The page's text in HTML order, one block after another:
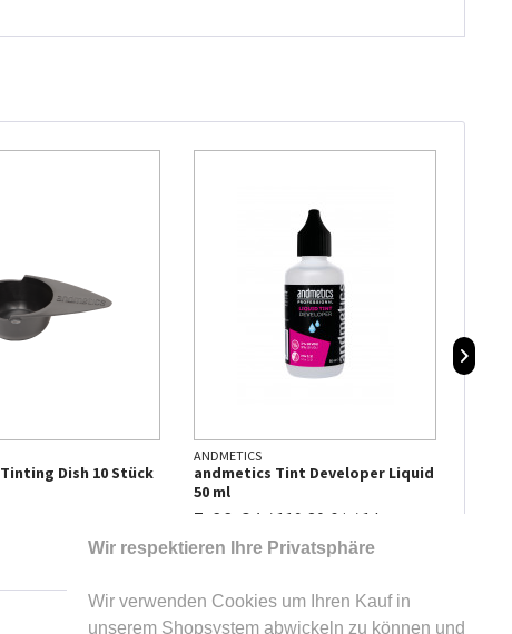
Wir respektieren Ihre Privatsphäre
Wir verwenden Cookies um Ihren Kauf in
unserem Shopsystem abwickeln zu können und
Dish 10 Stück
ANDMETICS
andmetics Tint Developer Liquid
50 ml
5,99 € * / 119,80 € * / 1 l